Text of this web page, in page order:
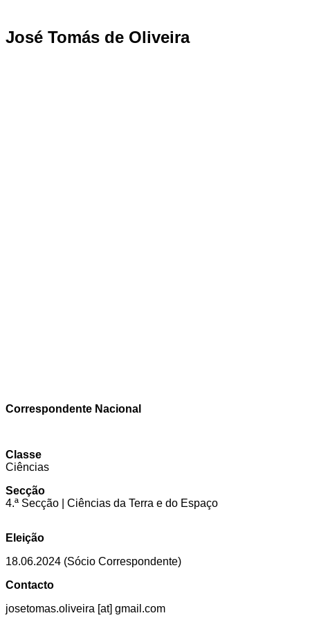
José Tomás de Oliveira
Correspondente Nacional
Classe
Ciências
Secção
4.ª Secção | Ciências da Terra e do Espaço
Eleição
18.06.2024 (Sócio Correspondente)
Contacto
josetomas.oliveira [at] gmail.com